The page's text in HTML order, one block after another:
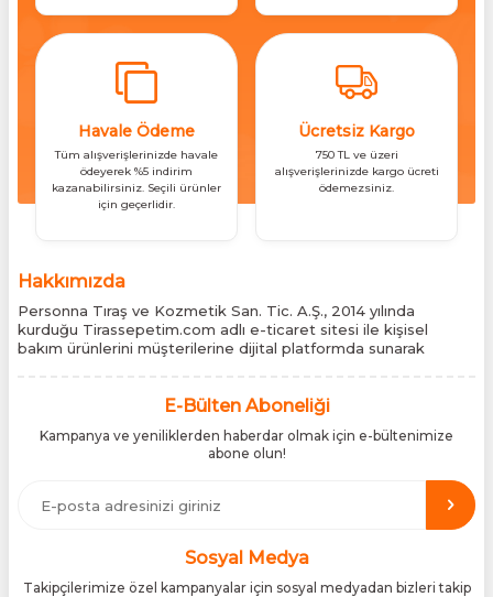
Havale Ödeme
Tüm alışverişlerinizde havale
ödeyerek %5 indirim
kazanabilirsiniz. Seçili ürünler
için geçerlidir.
Ücretsiz Kargo
750 TL ve üzeri
alışverişlerinizde kargo ücreti
ödemezsiniz.
Hakkımızda
Personna Tıraş ve Kozmetik San. Tic. A.Ş., 2014 yılında
kurduğu Tirassepetim.com adlı e-ticaret sitesi ile kişisel
bakım ürünlerini müşterilerine dijital platformda sunarak
siteleri arasında yer almaktadır. Türkiye’de Cantu, Wilkinson
distribütörlüğünü yürütüyor, bu markaların tüm ürünlerini ithal
etmektedir. Tüm ithalat süreçlerimizde orijinallik belgeleri ve
üretici iş birlikleriyle çalışarak, ürünlerin en güvenilir şekilde
Türkiye pazarına ulaşmasını sağlıyoruz. Amacımız, dünya
genelinde milyonlarca kullanıcıya hitap eden bu markaları,
Türk tüketicilerle doğrudan, güvenli ve orijinal bir şekilde
E-Bülten Aboneliği
Kampanya ve yeniliklerden haberdar olmak için e-bültenimize
abone olun!
Sosyal Medya
Takipçilerimize özel kampanyalar için sosyal medyadan bizleri takip